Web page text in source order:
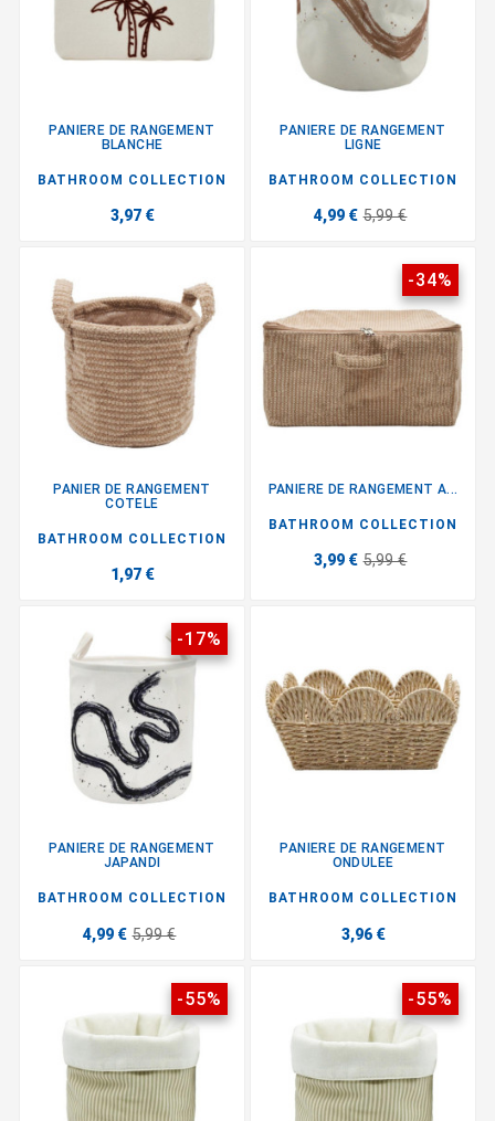
PANIERE DE RANGEMENT
BLANCHE
BATHROOM COLLECTION
3,97 €
PANIERE DE RANGEMENT
LIGNE
BATHROOM COLLECTION
4,99 € 5,99 €
PANIER DE RANGEMENT
COTELE
BATHROOM COLLECTION
1,97 €
-34%
PANIERE DE RANGEMENT A...
BATHROOM COLLECTION
3,99 € 5,99 €
-17%
PANIERE DE RANGEMENT
JAPANDI
BATHROOM COLLECTION
4,99 € 5,99 €
PANIERE DE RANGEMENT
ONDULEE
BATHROOM COLLECTION
3,96 €
-55% -55%